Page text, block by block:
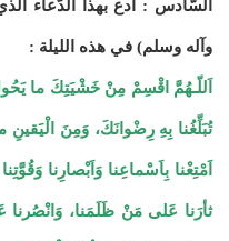
السّادس : اُدع بهذا الدّعاء
وآله وسلم) في هذه الليلة :
اَللّـهُمَّ اقْسِمْ مِنْ خَشْيَتِكَ ما
تُبَلِّغُنا بِهِ رِضْوانَكَ، وَمِنَ الْيَقينِ
اَمْتِعْنا بِاَسْماعِنا وَاَبْصارِنا
ثأرَنا عَلى مَنْ ظَلَمَنا،